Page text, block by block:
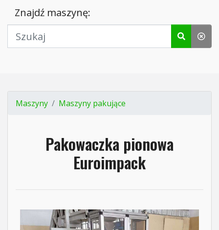
Znajdź maszynę:
Maszyny Maszyny pakujące
Pakowaczka pionowa
Euroimpack